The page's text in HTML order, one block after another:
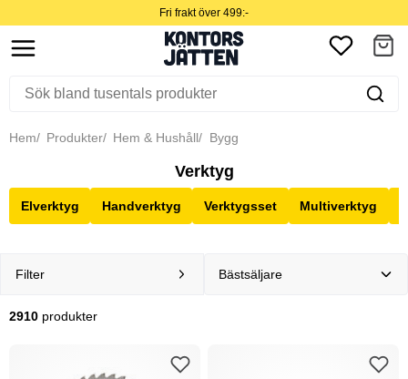
Fri frakt över 499:-
Hem Produkter Hem & Hushåll Bygg
Verktyg
Elverktyg Handverktyg Verktygsset Multiverktyg
Filter
2910 produkter